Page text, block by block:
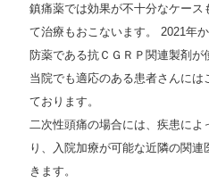
鎮痛薬では効果が不十分なケー
て治療もおこないます。 2021年
防薬である抗ＣＧＲＰ関連製剤が
当院でも適応のある患者さんには
ております。
二次性頭痛の場合には、疾患に
り、入院加療が可能な近隣の関
きます。